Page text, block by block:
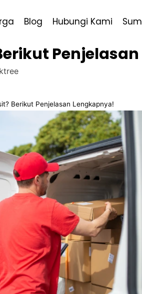
Blog Hubungi Kami
Berikut Penjelasan Lengkapnya!